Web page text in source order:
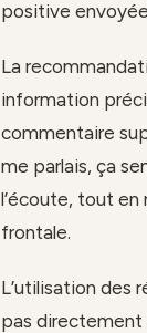
positive
La
information
commentaire
me parlais, ça
l’écoute, tout
frontale.
L’utilisation des
pas directement